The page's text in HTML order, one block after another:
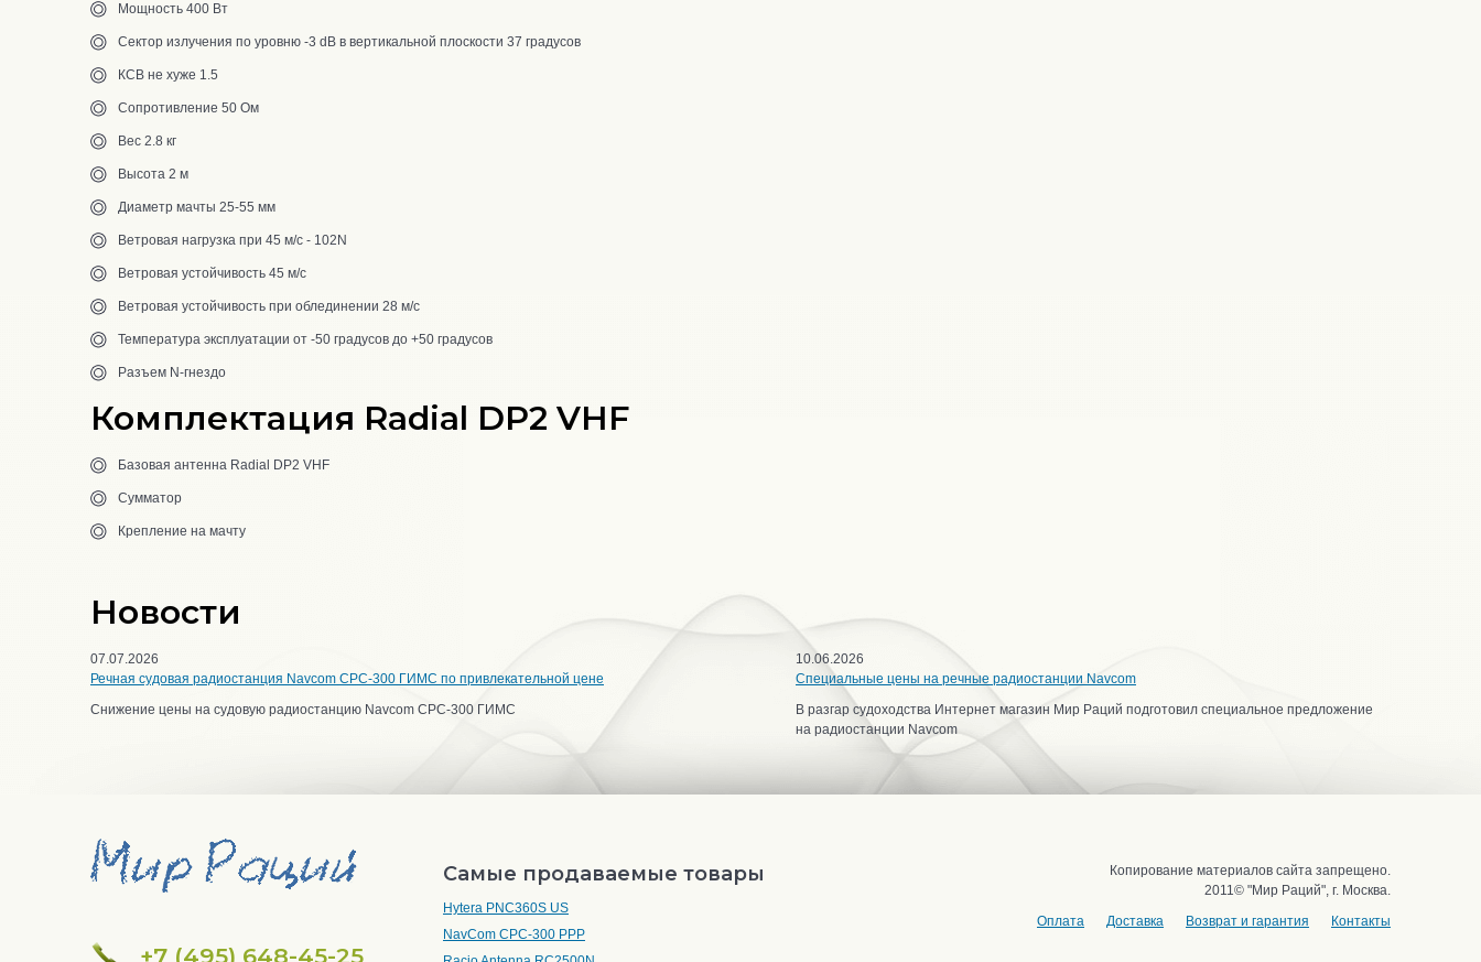
Мощность 400 Вт
Сектор излучения по уровню -3 dB в вертикальной плоскости 37 градусов
КСВ не хуже 1.5
Сопротивление 50 Ом
Вес 2.8 кг
Высота 2 м
Диаметр мачты 25-55 мм
Ветровая нагрузка при 45 м/с - 102N
Ветровая устойчивость 45 м/с
Ветровая устойчивость при облединении 28 м/с
Температура эксплуатации от -50 градусов до +50 градусов
Разъем N-гнездо
Комплектация Radial DP2 VHF
Базовая антенна Radial DP2 VHF
Сумматор
Крепление на мачту
Новости
07.07.2026
Речная судовая радиостанция Navcom CPC-300 ГИМС по привлекательной цене
Снижение цены на судовую радиостанцию Navcom CPC-300 ГИМС
10.06.2026
Специальные цены на речные радиостанции Navcom
В разгар судоходства Интернет магазин Мир Раций подготовил специальное предложение
на радиостанции Navcom
+7 (495) 648-45-25
Самые продаваемые товары
Hytera PNC360S US
NavCom CPC-300 PPP
Копирование материалов сайта запрещено.
2011© "Мир Раций", г. Москва.
Оплата
Доставка Возврат и гарантия Контакты